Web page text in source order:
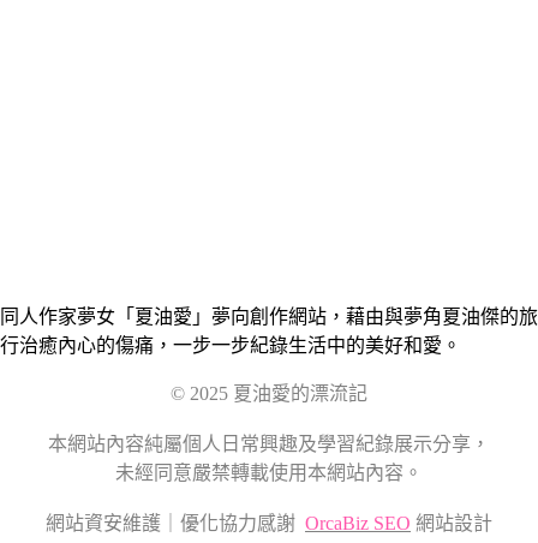
同人作家夢女「夏油愛」夢向創作網站，藉由與夢角夏油傑的旅
行治癒內心的傷痛，一步一步紀錄生活中的美好和愛。
© 2025 夏油愛的漂流記
本網站內容純屬個人日常興趣及學習紀錄展示分享，
未經同意嚴禁轉載使用本網站內容。
網站資安維護｜優化協力感謝 OrcaBiz SEO 網站設計